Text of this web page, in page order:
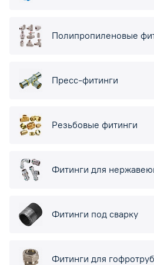
Полипропиленовые
Пресс-фитинги
Резьбовые фитинги
Фитинги для
Фитинги под сварку
Фитинги для